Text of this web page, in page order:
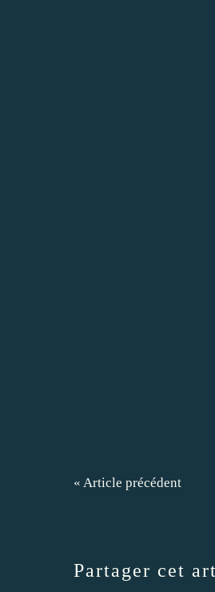
« Article précédent
Partager cet